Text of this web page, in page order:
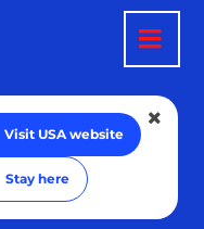
Visit USA website
Stay here